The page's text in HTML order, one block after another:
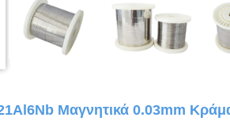
Μαγνητικά 0.03mm